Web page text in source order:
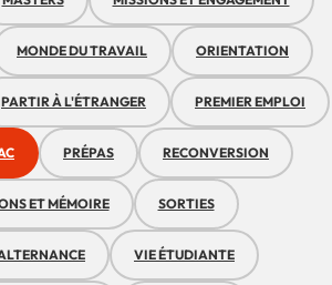
MONDE DU TRAVAIL ORIENTATION
PARTIR À L'ÉTRANGER PREMIER EMPLOI
PRÉPAS RECONVERSION
ET MÉMOIRE SORTIES
VIE ÉTUDIANTE